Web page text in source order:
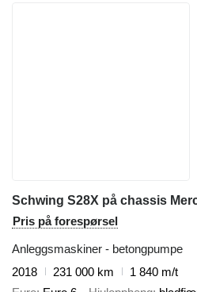
Schwing S28X på chassis
Pris på forespørsel
Anleggsmaskiner - betongpumpe
2018
231 000 km
1 840 m/t